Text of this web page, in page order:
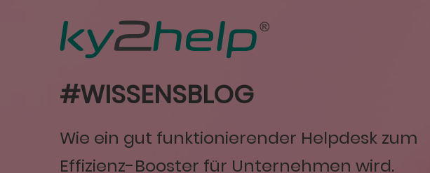
#WISSENSBLOG
Wie ein gut funktionierender Helpdesk zum
Effizienz-Booster für Unternehmen wird.